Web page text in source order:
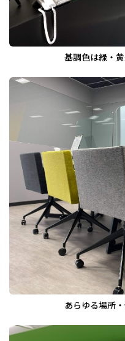
基調色は緑・
あらゆる場所